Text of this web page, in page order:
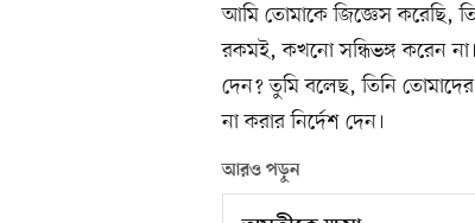
আমি তোমাকে জিজ্ঞেস করেছি,
রকমই, কখনো সন্ধিভঙ্গ করেন
দেন? তুমি বলেছ, তিনি
না করার নির্দেশ দেন।
আরও পড়ুন